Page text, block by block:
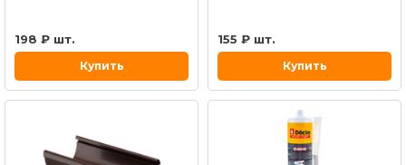
198 ₽ шт.
Купить
155 ₽ шт.
Купить